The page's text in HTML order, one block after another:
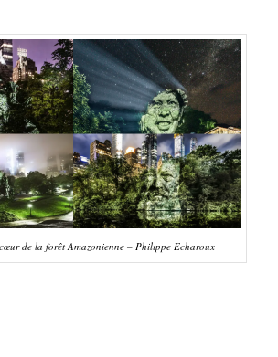
de la forêt Amazonienne – Philippe Echaroux